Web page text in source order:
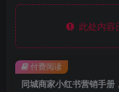
此处内容
同城商家小红书营销手
付费阅读